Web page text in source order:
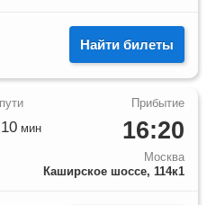
Найти билеты
16:20
Москва
Каширское шоссе, 114к1
10мин